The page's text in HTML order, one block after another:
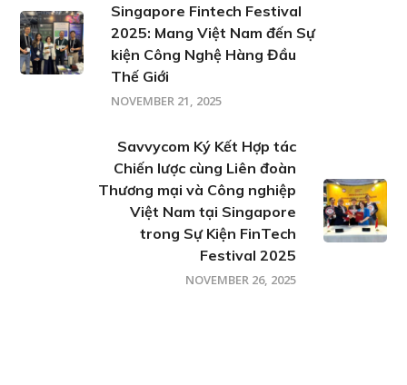
Singapore Fintech Festival
2025: Mang Việt Nam đến Sự
kiện Công Nghệ Hàng Đầu
Thế Giới
NOVEMBER 21, 2025
Savvycom Ký Kết Hợp tác
Chiến lược cùng Liên đoàn
Thương mại và Công nghiệp
Việt Nam tại Singapore
trong Sự Kiện FinTech
Festival 2025
NOVEMBER 26, 2025